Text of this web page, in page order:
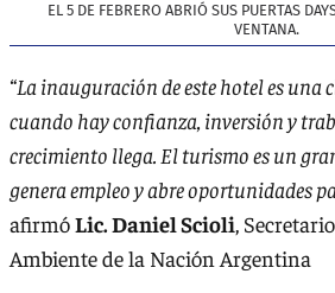
EL 5 DE FEBRERO ABRIÓ SUS PUERTAS
VENTANA.
“La inauguración de este hotel es una
cuando hay confianza, inversión y
crecimiento llega. El turismo es un
genera empleo y abre oportunidades
afirmóLic. Daniel Scioli,
Ambiente de la Nación Argentina